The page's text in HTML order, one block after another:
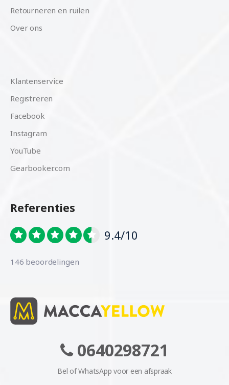
Retourneren en ruilen
Over ons
Klantenservice
Registreren
Facebook
Instagram
YouTube
Gearbooker.com
Referenties
9.4/10
146 beoordelingen
0640298721
Bel of WhatsApp voor een afspraak